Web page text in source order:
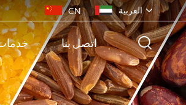
CN العربية
English
français
اتصل بنا